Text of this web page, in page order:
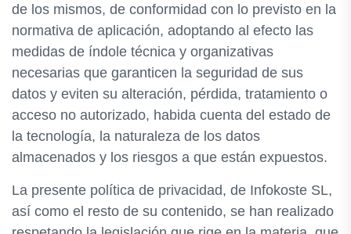
de los mismos, de conformidad con lo previsto en la
normativa de aplicación, adoptando al efecto las
medidas de índole técnica y organizativas
necesarias que garanticen la seguridad de sus
datos y eviten su alteración, pérdida, tratamiento o
acceso no autorizado, habida cuenta del estado de
la tecnología, la naturaleza de los datos
almacenados y los riesgos a que están expuestos.
La presente política de privacidad, de Infokoste SL,
así como el resto de su contenido, se han realizado